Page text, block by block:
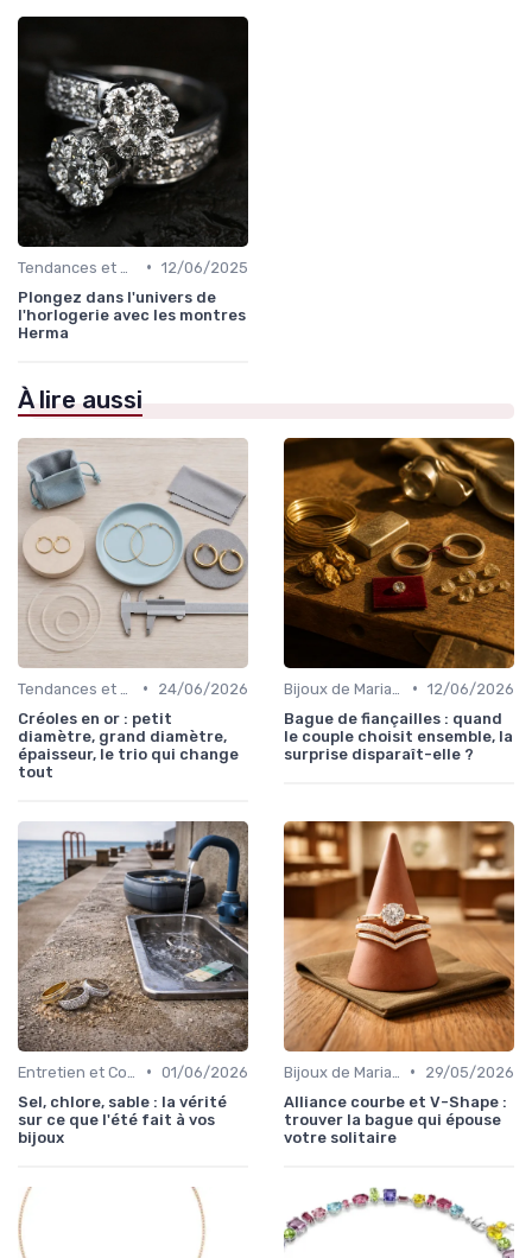
• 12/06/2025
Plongez dans l'univers de
l'horlogerie avec les montres
Herma
À lire aussi
•
24/06/2026
Créoles en or : petit
diamètre, grand diamètre,
épaisseur, le trio qui change
tout
• 12/06/2026
Bague de fiançailles : quand
le couple choisit ensemble, la
surprise disparaît-elle ?
• 01/06/2026
Sel, chlore, sable : la vérité
sur ce que l'été fait à vos
bijoux
•
29/05/2026
Alliance courbe et V-Shape :
trouver la bague qui épouse
votre solitaire